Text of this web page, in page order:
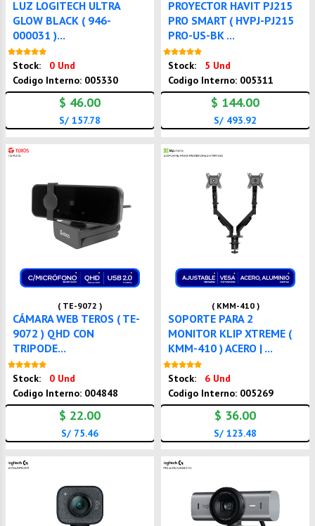
LUZ LOGITECH ULTRA
GLOW BLACK ( 946-
000031 )...
Stock:
0 Und
Codigo Interno: 005330
$ 46.00
S/ 157.78
PROYECTOR HAVIT PJ215
PRO SMART ( HVPJ-PJ215
PRO-US-BK ...
Stock:
5 Und
Codigo Interno: 005311
$ 144.00
S/ 493.92
( TE-9072 )
CÁMARA WEB TEROS ( TE-
9072 ) QHD CON
TRIPODE...
Stock:
0 Und
Codigo Interno: 004848
$ 22.00
S/ 75.46
( KMM-410 )
SOPORTE PARA 2
MONITOR KLIP XTREME (
KMM-410 ) ACERO | ...
Stock:
6 Und
Codigo Interno: 005269
$ 36.00
S/ 123.48